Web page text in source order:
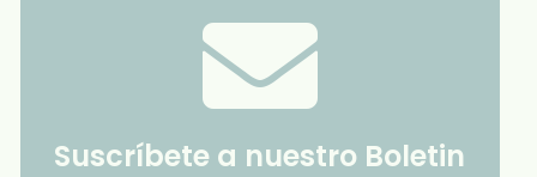
Suscríbete a nuestro Boletin